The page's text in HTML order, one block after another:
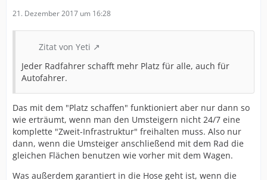
21. Dezember 2017 um 16:28
Zitat von Yeti
Jeder Radfahrer schafft mehr Platz für alle, auch für
Autofahrer.
Das mit dem "Platz schaffen" funktioniert aber nur dann so
wie erträumt, wenn man den Umsteigern nicht 24/7 eine
komplette "Zweit-Infrastruktur" freihalten muss. Also nur
dann, wenn die Umsteiger anschließend mit dem Rad die
gleichen Flächen benutzen wie vorher mit dem Wagen.
Was außerdem garantiert in die Hose geht ist, wenn die